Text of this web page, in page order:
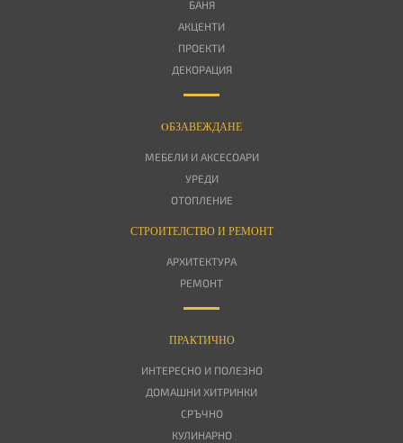
БАНЯ
АКЦЕНТИ
ПРОЕКТИ
ДЕКОРАЦИЯ
OБЗАВЕЖДАНЕ
МЕБЕЛИ И АКСЕСОАРИ
УРЕДИ
ОТОПЛЕНИЕ
СТРОИТЕЛСТВО И РЕМОНТ
АРХИТЕКТУРА
РЕМОНТ
ПРАКТИЧНО
ИНТЕРЕСНО И ПОЛЕЗНО
ДОМАШНИ ХИТРИНКИ
СРЪЧНО
КУЛИНАРНО